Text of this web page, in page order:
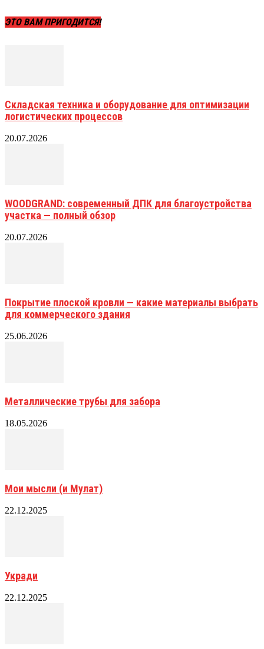
ЭТО ВАМ ПРИГОДИТСЯ!
Складская техника и оборудование для оптимизации
логистических процессов
20.07.2026
WOODGRAND: современный ДПК для благоустройства
участка — полный обзор
20.07.2026
Покрытие плоской кровли — какие материалы выбрать
для коммерческого здания
25.06.2026
Металлические трубы для забора
18.05.2026
Мои мысли (и Мулат)
22.12.2025
Укради
22.12.2025